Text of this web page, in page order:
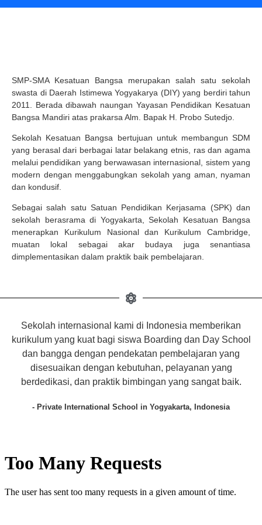
SMP-SMA Kesatuan Bangsa merupakan salah satu sekolah
swasta di Daerah Istimewa Yogyakarya (DIY) yang berdiri tahun
2011. Berada dibawah naungan Yayasan Pendidikan Kesatuan
Bangsa Mandiri atas prakarsa Alm. Bapak H. Probo Sutedjo.
Sekolah Kesatuan Bangsa bertujuan untuk membangun SDM
yang berasal dari berbagai latar belakang etnis, ras dan agama
melalui pendidikan yang berwawasan internasional, sistem yang
modern dengan menggabungkan sekolah yang aman, nyaman
dan kondusif.
Sebagai salah satu Satuan Pendidikan Kerjasama (SPK) dan
sekolah berasrama di Yogyakarta, Sekolah Kesatuan Bangsa
menerapkan Kurikulum Nasional dan Kurikulum Cambridge,
muatan lokal sebagai akar budaya juga senantiasa
dimplementasikan dalam praktik baik pembelajaran.
Sekolah internasional kami di Indonesia memberikan
kurikulum yang kuat bagi siswa Boarding dan Day School
dan bangga dengan pendekatan pembelajaran yang
disesuaikan dengan kebutuhan, pelayanan yang
berdedikasi, dan praktik bimbingan yang sangat baik.
- Private International School in Yogyakarta, Indonesia